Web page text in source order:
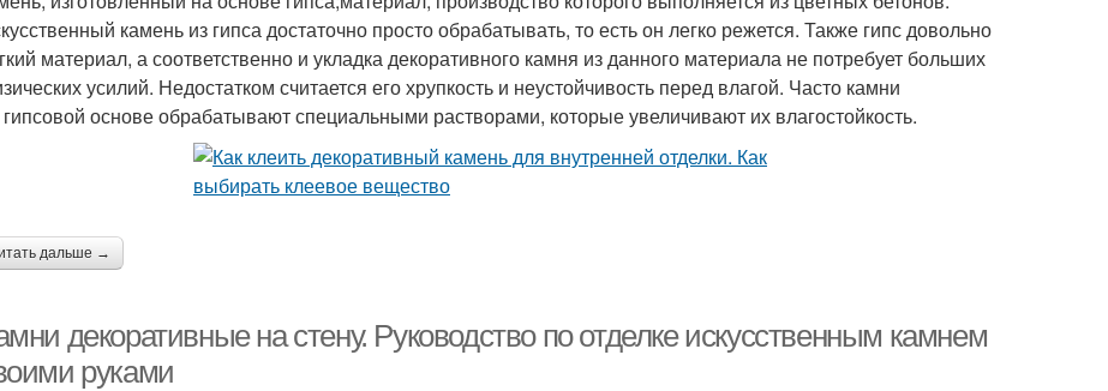
Камень на стену Бетонный камень Гипсовый камень Камень для цоколя
Отделка в квартире
камень из гипса достаточно просто обрабатывать, то есть он легко режется. Также гипс довольно
материал, а соответственно и укладка декоративного камня из данного материала не потребует больших
усилий. Недостатком считается его хрупкость и неустойчивость перед влагой. Часто камни
основе обрабатывают специальными растворами, которые увеличивают их влагостойкость.
дальше →
декоративные на стену. Руководство по отделке искусственным камнем
руками